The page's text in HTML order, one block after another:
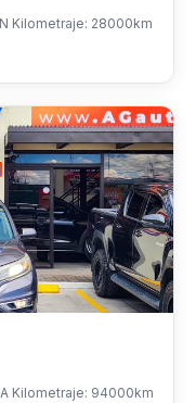
Kilometraje: 28000km
Kilometraje: 94000km